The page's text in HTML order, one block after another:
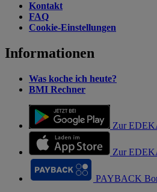
Kontakt
FAQ
Cookie-Einstellungen
Informationen
Was koche ich heute?
BMI Rechner
Zur
Zur
PAYBACK